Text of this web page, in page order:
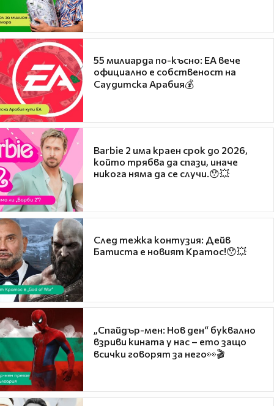
55 милиарда по-късно: EA вече
официално е собственост на
Саудитска Арабия💰
Barbie 2 има краен срок до 2026,
който трябва да спази, иначе
никога няма да се случи.😯💥
След тежка контузия: Дейв
Батиста е новият Кратос!😯💥
„Спайдър-мен: Нов ден“ буквално
взриви кината у нас – ето защо
всички говорят за него👀🎬